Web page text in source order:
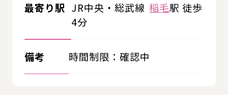
最寄り駅 JR中央・総武線 稲毛駅 徒歩
4分
備考 時間制限：確認中